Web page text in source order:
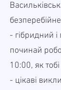
- гібридний і
починай
10:00, як
- цікаві